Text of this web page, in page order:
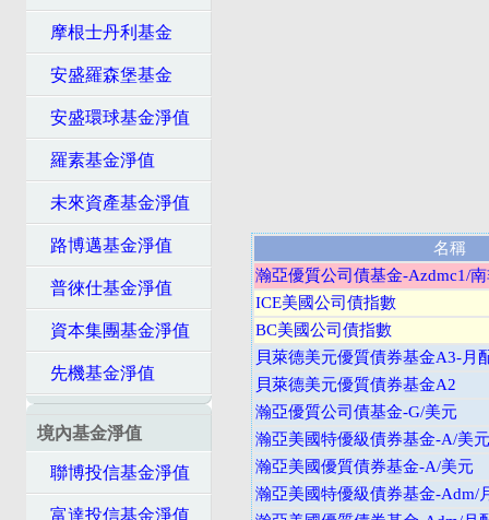
摩根士丹利基金
安盛羅森堡基金
安盛環球基金淨值
羅素基金淨值
未來資產基金淨值
路博邁基金淨值
普徠仕基金淨值
資本集團基金淨值
先機基金淨值
境內基金淨值
聯博投信基金淨值
富達投信基金淨值
名稱
瀚亞優質公司債基金-Azdmc1/
ICE美國公司債指數
BC美國公司債指數
貝萊德美元優質債券基金A3-月
貝萊德美元優質債券基金A2
瀚亞優質公司債基金-G/美元
瀚亞美國特優級債券基金-A/美元
瀚亞美國優質債券基金-A/美元
瀚亞美國特優級債券基金-Adm/